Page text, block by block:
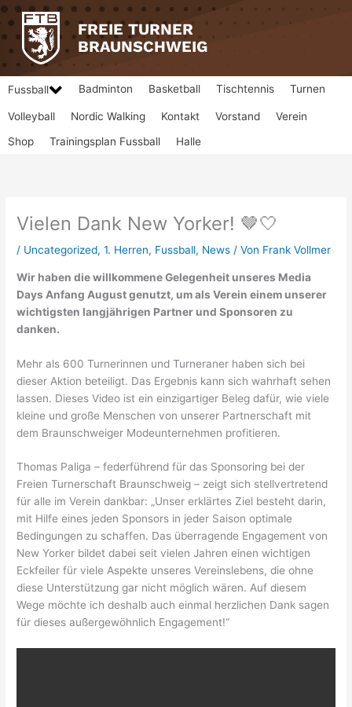
Zum
Inhalt
springen
FREIE TURNER
BRAUNSCHWEIG
Fussball Badminton Basketball Tischtennis Turnen
Volleyball Nordic Walking Kontakt Vorstand
Verein
Shop
Trainingsplan Fussball Halle
Vielen Dank New Yorker! 🤎🤍
/ Uncategorized,1. Herren, Fussball, News / Von Frank Vollmer
Wir haben die willkommene Gelegenheit unseres Media
Days Anfang August genutzt, um als Verein einem unserer
wichtigsten langjährigen Partner und Sponsoren zu
danken.
Mehr als 600 Turnerinnen und Turneraner haben sich bei
dieser Aktion beteiligt. Das Ergebnis kann sich wahrhaft sehen
lassen. Dieses Video ist ein einzigartiger Beleg dafür, wie viele
kleine und große Menschen von unserer Partnerschaft mit
dem Braunschweiger Modeunternehmen profitieren.
Thomas Paliga – federführend für das Sponsoring bei der
Freien Turnerschaft Braunschweig – zeigt sich stellvertretend
für alle im Verein dankbar: „Unser erklärtes Ziel besteht darin,
mit Hilfe eines jeden Sponsors in jeder Saison optimale
Bedingungen zu schaffen. Das überragende Engagement von
New Yorker bildet dabei seit vielen Jahren einen wichtigen
Eckfeiler für viele Aspekte unseres Vereinslebens, die ohne
diese Unterstützung gar nicht möglich wären. Auf diesem
Wege möchte ich deshalb auch einmal herzlichen Dank sagen
für dieses außergewöhnlich Engagement!“